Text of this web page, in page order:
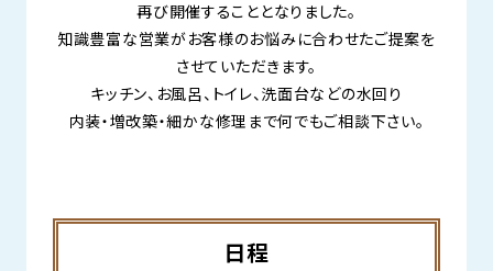
再び開催することとなりました。
知識豊富な営業がお客様のお悩みに合わせたご提案を
させていただきます。
キッチン、お風呂、トイレ、洗面台などの水回り
内装・増改築・細かな修理まで何でもご相談下さい。
日程